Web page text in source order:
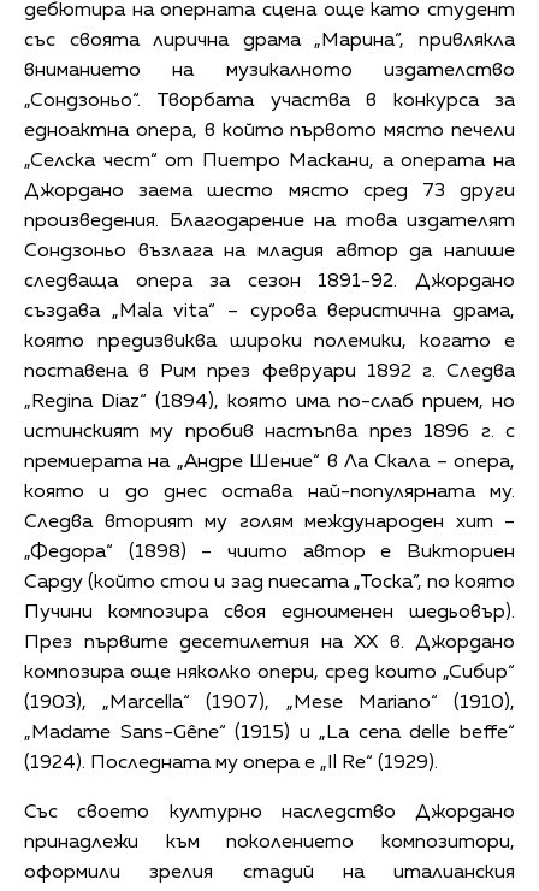
дебютира на оперната сцена още като студент
със своята лирична драма „Марина“, привлякла
вниманието на музикалното издателство
„Сондзоньо“. Творбата участва в конкурса за
едноактна опера, в който първото място печели
„Селска чест“ от Пиетро Маскани, а операта на
Джордано заема шесто място сред 73 други
произведения. Благодарение на това издателят
Сондзоньо възлага на младия автор да напише
следваща опера за сезон 1891-92. Джордано
създава „Mala vita“ – сурова веристична драма,
която предизвиква широки полемики, когато е
поставена в Рим през февруари 1892 г. Следва
„Regina Diaz“ (1894), която има по-слаб прием, но
истинският му пробив настъпва през 1896 г. с
премиерата на „Андре Шение“ в Ла Скала – опера,
която и до днес остава най-популярната му.
Следва вторият му голям международен хит –
„Федора“ (1898) – чиито автор е Викториен
Сарду (който стои и зад пиесата „Тоска”, по която
Пучини композира своя едноименен шедьовър).
През първите десетилетия на XX в. Джордано
композира още няколко опери, сред които „Сибир“
(1903), „Marcella“ (1907), „Mese Mariano“ (1910),
„Madame Sans-Gêne“ (1915) и „La cena delle beffe“
(1924). Последната му опера е „Il Re“ (1929).
Със своето културно наследство Джордано
принадлежи към поколението композитори,
оформили зрелия стадий на италианския